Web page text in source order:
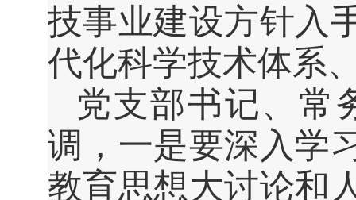
技事业建设方针入
代化科学技术体系
党支部书记、常
调，一是要深入学
教育思想大讨论和